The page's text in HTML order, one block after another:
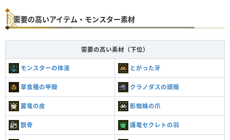
需要の高いアイテム・モンスター素材
需要の高い素材（下位）
モンスターの体液 とがった牙
草食種の甲殻 クラノダスの頭殻
翼竜の皮 影蜘蛛の爪
獣骨 護竜セクレトの羽